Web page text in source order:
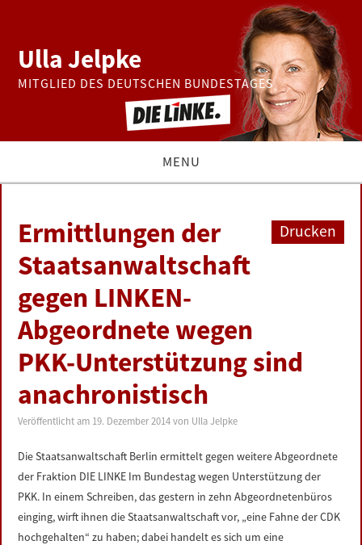
Ulla Jelpke
MITGLIED DES DEUTSCHEN BUNDESTAGES
MENU
BUNDESTAG
PRESSE
ZUR PERSON
LINKS
DATENSCHUTZERKLÄRUNG
IMPRESSUM
Drucken
Ermittlungen der
Staatsanwaltschaft
gegen LINKEN-
Abgeordnete wegen
PKK-Unterstützung sind
anachronistisch
Veröffentlicht am 19. Dezember 2014 von Ulla Jelpke
Die Staatsanwaltschaft Berlin ermittelt gegen weitere Abgeordnete
der Fraktion DIE LINKE Im Bundestag wegen Unterstützung der
PKK. In einem Schreiben, das gestern in zehn Abgeordnetenbüros
einging, wirft ihnen die Staatsanwaltschaft vor, „eine Fahne der CDK
hochgehalten“ zu haben; dabei handelt es sich um eine